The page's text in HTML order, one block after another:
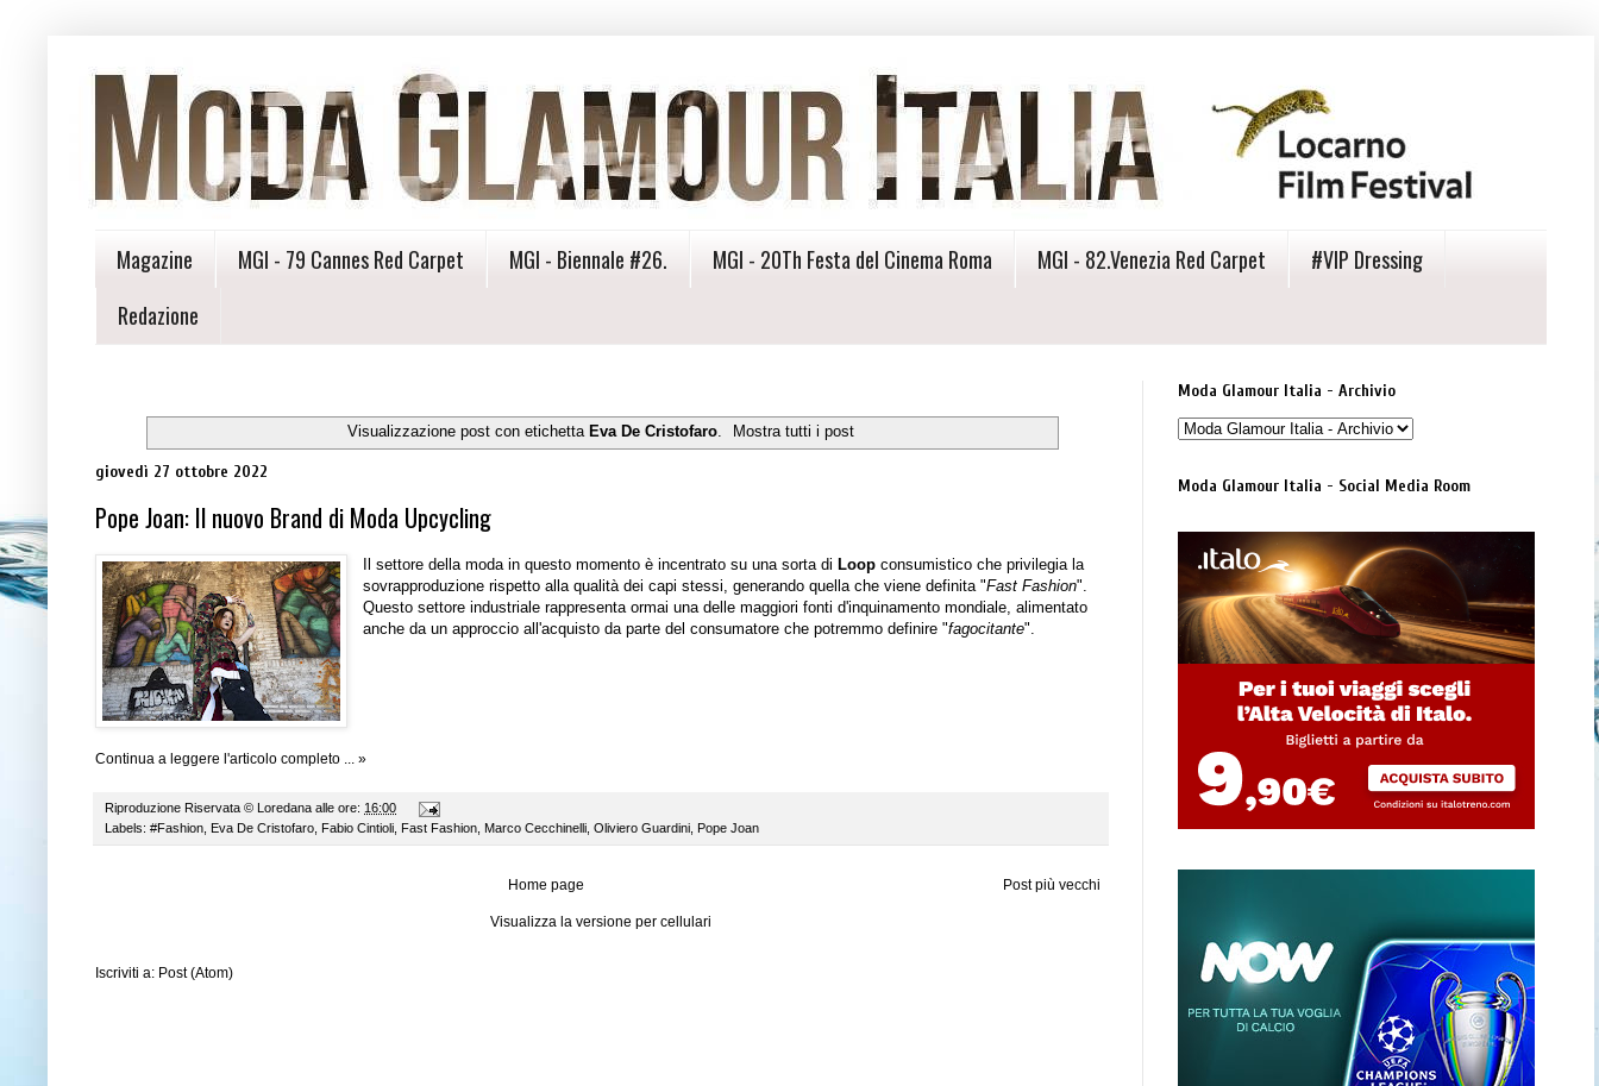
Magazine MGI - 79 Cannes Red Carpet MGI - Biennale #26. MGI - 20Th Festa del Cinema Roma MGI - 82.Venezia Red Carpet
#VIP Dressing
Redazione
Visualizzazione post con etichetta Eva De Cristofaro. Mostra tutti i post
giovedì 27 ottobre 2022
Pope Joan: Il nuovo Brand di Moda Upcycling
Il settore della moda in questo momento è incentrato su una sorta di Loop consumistico che privilegia la
sovrapproduzione rispetto alla qualità dei capi stessi, generando quella che viene definita "Fast Fashion".
Questo settore industriale rappresenta ormai una delle maggiori fonti d'inquinamento mondiale, alimentato
anche da un approccio all'acquisto da parte del consumatore che potremmo definire "fagocitante".
Continua a leggere l'articolo completo ... »
Riproduzione Riservata © Loredana alle ore: 16:00
Labels: #Fashion Eva De Cristofaro Fabio Cintioli Fast Fashion Marco Cecchinelli Oliviero Guardini Pope Joan
Post più vecchi
Home page
Visualizza la versione per cellulari
Iscriviti a: Post (Atom)
Moda Glamour Italia - Archivio
Moda Glamour Italia - Social Media Room